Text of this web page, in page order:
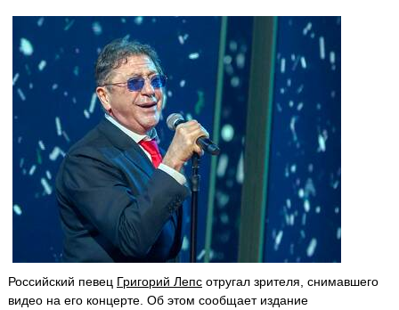
Российский певец Григорий Лепс отругал зрителя, снимавшего
видео на его концерте. Об этом сообщает издание